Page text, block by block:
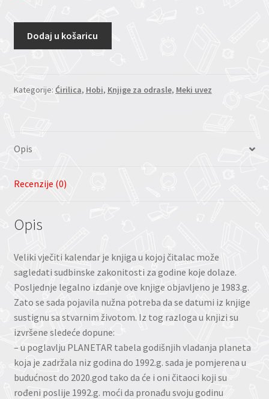
Dodaj u košaricu
Kategorije: Ćirilica, Hobi, Knjige za odrasle, Meki uvez
Opis
Recenzije (0)
Opis
Veliki vječiti kalendar je knjiga u kojoj čitalac može
sagledati sudbinske zakonitosti za godine koje dolaze.
Posljednje legalno izdanje ove knjige objavljeno je 1983.g.
Zato se sada pojavila nužna potreba da se datumi iz knjige
sustignu sa stvarnim životom. Iz tog razloga u knjizi su
izvršene sledeće dopune:
– u poglavlju PLANETAR tabela godišnjih vladanja planeta
koja je zadržala niz godina do 1992.g. sada je pomjerena u
budućnost do 2020.god tako da će i oni čitaoci koji su
rođeni poslije 1992.g. moći da pronađu svoju godinu